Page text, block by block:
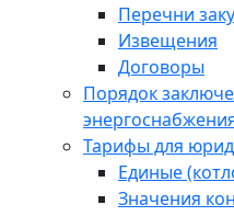
Перечни
Извещения
Договоры
Порядок
Тарифы для
Единые
Значения